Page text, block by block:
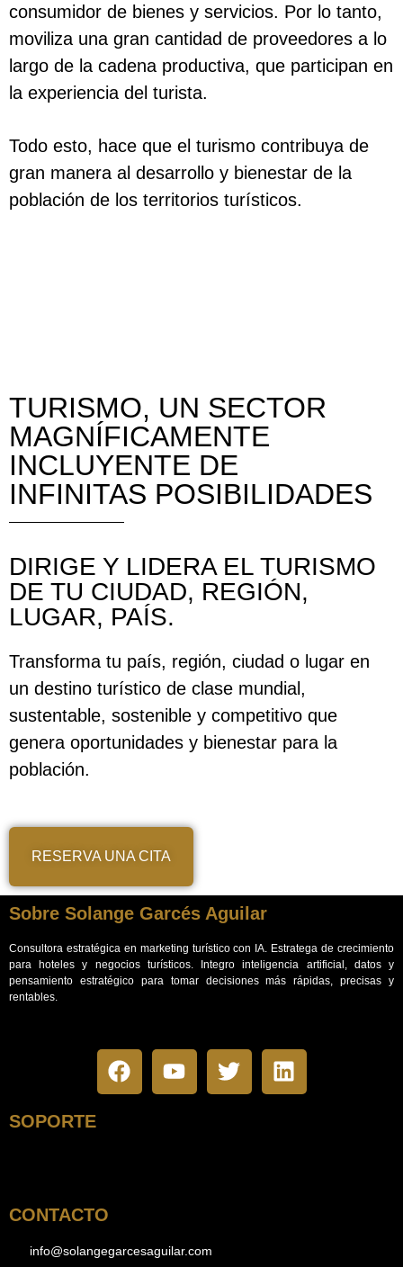
consumidor de bienes y servicios. Por lo tanto,
moviliza una gran cantidad de proveedores a lo
largo de la cadena productiva, que participan en
la experiencia del turista.
Todo esto, hace que el turismo contribuya de
gran manera al desarrollo y bienestar de la
población de los territorios turísticos.
TURISMO, UN SECTOR
MAGNÍFICAMENTE
INCLUYENTE DE
INFINITAS POSIBILIDADES
DIRIGE Y LIDERA EL TURISMO
DE TU CIUDAD, REGIÓN,
LUGAR, PAÍS.
Transforma tu país, región, ciudad o lugar en
un destino turístico de clase mundial,
sustentable, sostenible y competitivo que
genera oportunidades y bienestar para la
población.
RESERVA UNA CITA
Sobre Solange Garcés Aguilar
Consultora estratégica en marketing turístico con IA. Estratega de crecimiento
para hoteles y negocios turísticos. Integro inteligencia artificial, datos y
pensamiento estratégico para tomar decisiones más rápidas, precisas y
rentables.
SOPORTE
CONTACTO
info@solangegarcesaguilar.com